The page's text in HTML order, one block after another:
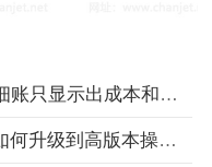
上一篇:T+用友软件查询销售明细账只显示出成本和毛利，并且毛利为负数如何操作
下一篇:用友T3软件低版本数据如何升级到高版本操作流详情